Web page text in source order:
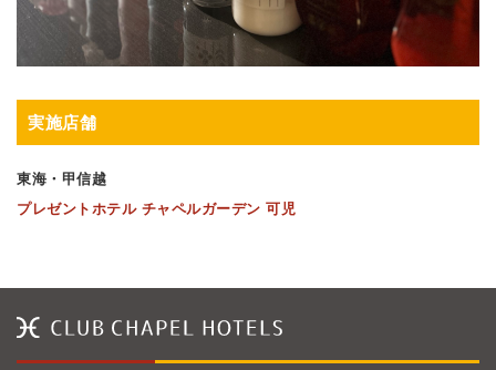
実施店舗
東海・甲信越
プレゼントホテル チャペルガーデン 可児